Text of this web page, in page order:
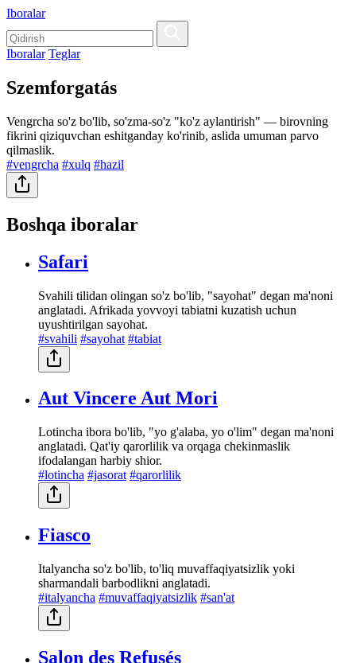
Iboralar
Iboralar Teglar
Szemforgatás
Vengrcha so'z bo'lib, so'zma-so'z "ko'z aylantirish" — birovning
fikrini qiziquvchan eshitganday ko'rinib, aslida umuman parvo
qilmaslik.
#vengrcha #xulq #hazil
Boshqa iboralar
Safari
Svahili tilidan olingan so'z bo'lib, "sayohat" degan ma'noni
anglatadi. Afrikada yovvoyi tabiatni kuzatish uchun
uyushtirilgan sayohat.
#svahili #sayohat #tabiat
Aut Vincere Aut Mori
Lotincha ibora bo'lib, "yo g'alaba, yo o'lim" degan ma'noni
anglatadi. Qat'iy qarorlilik va orqaga chekinmaslik
ifodalangan harbiy shior.
#lotincha #jasorat #qarorlilik
Fiasco
Italyancha so'z bo'lib, to'liq muvaffaqiyatsizlik yoki
sharmandali barbodlikni anglatadi.
#italyancha #muvaffaqiyatsizlik #san'at
Salon des Refusés